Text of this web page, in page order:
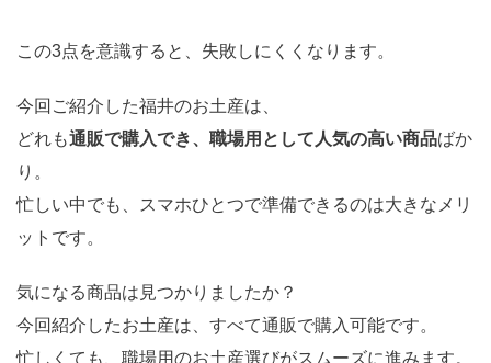
この3点を意識すると、失敗しにくくなります。
今回ご紹介した福井のお土産は、
どれも通販で購入でき、職場用として人気の高い商品ばか
り。
忙しい中でも、スマホひとつで準備できるのは大きなメリ
ットです。
気になる商品は見つかりましたか？
今回紹介したお土産は、すべて通販で購入可能です。
忙しくても、職場用のお土産選びがスムーズに進みます。